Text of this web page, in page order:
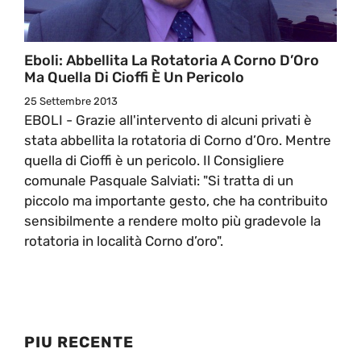
Eboli: Abbellita La Rotatoria A Corno D’Oro
Ma Quella Di Cioffi È Un Pericolo
25 Settembre 2013
EBOLI - Grazie all'intervento di alcuni privati è
stata abbellita la rotatoria di Corno d’Oro. Mentre
quella di Cioffi è un pericolo. Il Consigliere
comunale Pasquale Salviati: "Si tratta di un
piccolo ma importante gesto, che ha contribuito
sensibilmente a rendere molto più gradevole la
rotatoria in località Corno d’oro".
PIU RECENTE